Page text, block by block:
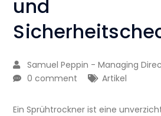
und
Samuel Peppin - Managing
0 comment
Artikel
Ein Sprühtrockner ist eine